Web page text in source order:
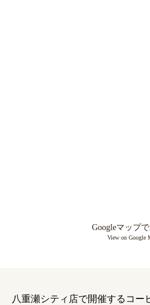
Googleマップ
View on Google
八重瀬シティ店で開催するコー